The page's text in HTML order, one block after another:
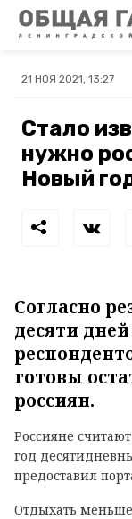
21 НОЯ 2021, 13:27
Стало
нужно
Новый
Согласно
десяти
готовы
россиян.
Россияне
год
предоставил
Отдыхать